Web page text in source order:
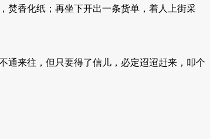
香化纸；再坐下开出一条货单，着人上街采
来往，但只要得了信儿，必定迢迢赶来，叩个